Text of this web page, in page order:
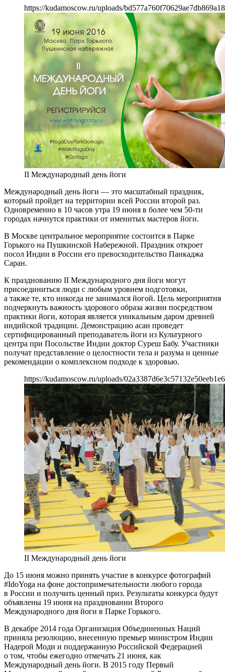
https://kudamoscow.ru/uploads/
II Международный день йоги
Международный день йоги — это масштабный праздник,
который пройдет на территории всей России второй раз.
Одновременно в 10 часов утра 19 июня в более чем 50-ти
городах начнутся практики от именитых мастеров йоги.
В Москве центральное мероприятие состоится в Парке
Горького на Пушкинской Набережной. Праздник откроет
посол Индии в России его превосходительство Панкаджа
Саран.
К празднованию II Международного дня йоги могут
присоединиться люди с любым уровнем подготовки,
а также те, кто никогда не занимался йогой. Цель мероприятия
подчеркнуть важность здорового образа жизни посредством
практики йоги, которая является уникальным даром древней
индийской традиции. Демонстрацию асан проведет
сертифицированный преподаватель йоги из Культурного
центра при Посольстве Индии доктор Суреш Бабу. Участники
получат представление о целостности тела и разума и ценные
рекомендации о комплексном подходе к здоровью.
https://kudamoscow.ru/uploads/
II Международный день йоги
До 15 июня можно принять участие в конкурсе фотографий
#IdoYoga на фоне достопримечательности любого города
в России и получить ценный приз. Результаты конкурса будут
объявлены 19 июня на праздновании Второго
Международного дня йоги в Парке Горького.
В декабре 2014 года Организация Объединенных Наций
приняла резолюцию, внесенную премьер министром Индии
Надерой Моди и поддержанную Российской Федерацией
о том, чтобы ежегодно отмечать 21 июня, как
Международный день йоги. В 2015 году Первый